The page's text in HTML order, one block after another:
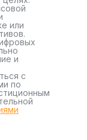
или
и
с
по